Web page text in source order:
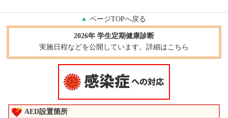
ページTOPへ戻る
2026年 学生定期健康診断
実施日程などを公開しています。詳細はこちら
AED設置箇所